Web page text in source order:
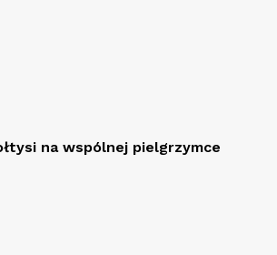
na wspólnej pielgrzymce